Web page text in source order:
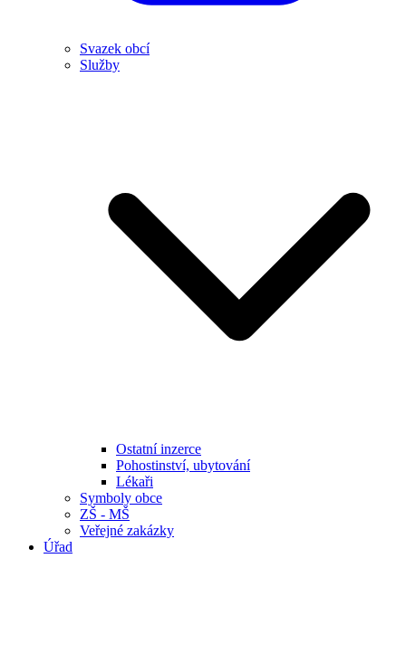
Svazek obcí
Služby
Ostatní inzerce
Pohostinství, ubytování
Lékaři
Symboly obce
ZŠ - MŠ
Veřejné zakázky
Úřad